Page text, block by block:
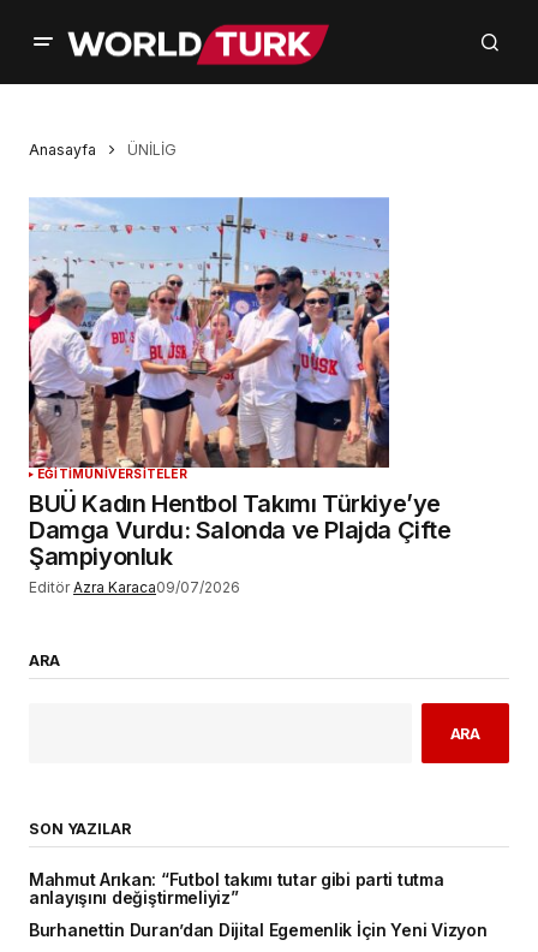
Anasayfa ÜNİLİG
EĞİTİMÜNİVERSİTELER
BUÜ Kadın Hentbol Takımı Türkiye’ye
Damga Vurdu: Salonda ve Plajda Çifte
Şampiyonluk
Editör Azra Karaca09/07/2026
ARA
ARA
SON YAZILAR
Mahmut Arıkan: “Futbol takımı tutar gibi parti tutma
anlayışını değiştirmeliyiz”
Burhanettin Duran’dan Dijital Egemenlik İçin Yeni Vizyon